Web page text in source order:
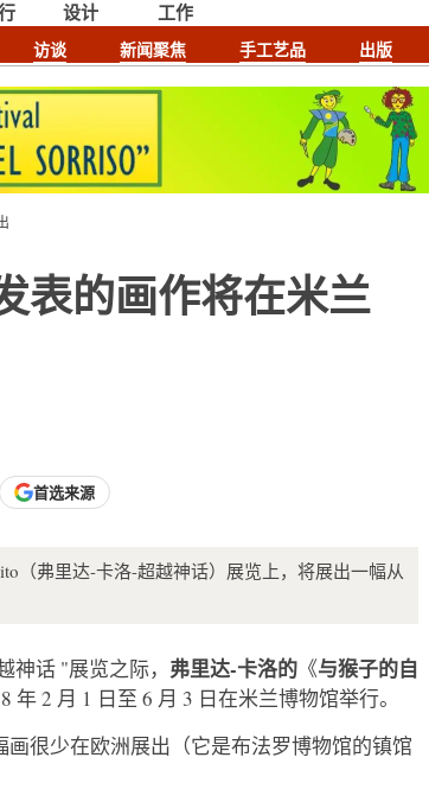
访谈 新闻聚焦 手工艺品 出版
设计 工作
表的画作将在米兰
首选来源
（弗里达-卡洛-超越神话）展览上，将展出一幅从
神话 "展览之际， 弗里达-卡洛的 《与猴子的自
年 2 月 1 日至 6 月 3 日在米兰博物馆举行。
画很少在欧洲展出（它是布法罗博物馆的镇馆